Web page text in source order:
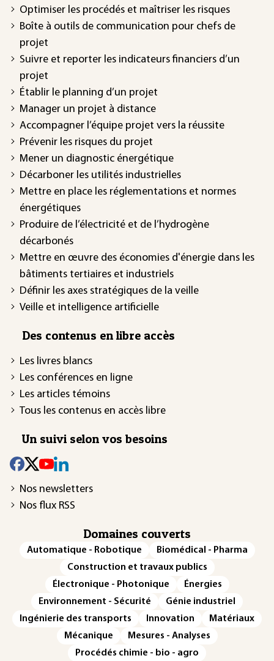
Optimiser les procédés et maîtriser les risques
Boîte à outils de communication pour chefs de
projet
Suivre et reporter les indicateurs financiers d’un
projet
Établir le planning d’un projet
Manager un projet à distance
Accompagner l’équipe projet vers la réussite
Prévenir les risques du projet
Mener un diagnostic énergétique
Décarboner les utilités industrielles
Mettre en place les réglementations et normes
énergétiques
Produire de l’électricité et de l’hydrogène
décarbonés
Mettre en œuvre des économies d'énergie dans les
bâtiments tertiaires et industriels
Définir les axes stratégiques de la veille
Veille et intelligence artificielle
Des contenus en libre accès
Les livres blancs
Les conférences en ligne
Les articles témoins
Tous les contenus en accès libre
Un suivi selon vos besoins
Nos newsletters
Nos flux RSS
Domaines couverts
Automatique - Robotique
Biomédical - Pharma
Construction et travaux publics
Électronique - Photonique
Énergies
Environnement - Sécurité
Génie industriel
Ingénierie des transports
Innovation
Matériaux
Mécanique
Mesures - Analyses
Procédés chimie - bio - agro